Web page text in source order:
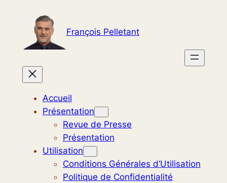
contenu
François Pelletant
Accueil
Présentation
Revue de Presse
Présentation
Utilisation
Conditions Générales d’Utilisation
Politique de Confidentialité